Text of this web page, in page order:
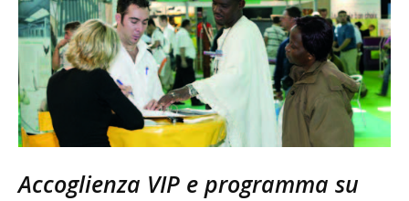
Accoglienza VIP e programma su